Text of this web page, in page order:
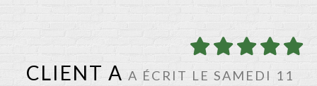
CLIENT A A ÉCRIT LE SAMEDI 11